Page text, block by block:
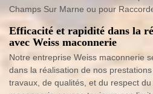
Champs Sur Marne ou pour
Efficacité et rapidité dans la
avec Weiss maconnerie
Notre entreprise Weiss maconnerie
dans la réalisation de nos
travaux, de qualités, et du respect